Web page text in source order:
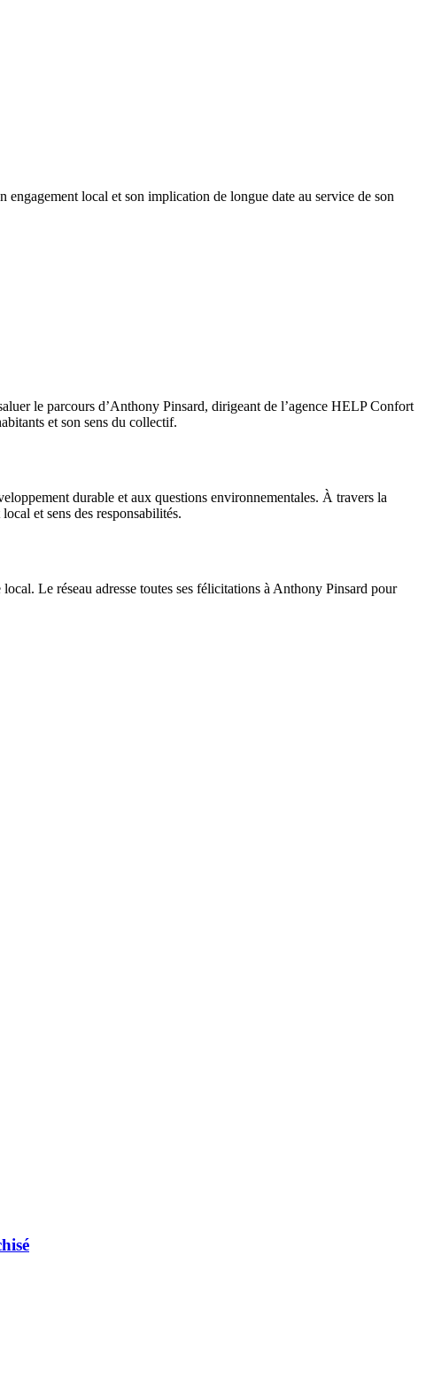
local et son implication de longue date au service de son
le parcours d’Anthony Pinsard, dirigeant de l’agence HELP Confort
et son sens du collectif.
durable et aux questions environnementales. À travers la
et sens des responsabilités.
Le réseau adresse toutes ses félicitations à Anthony Pinsard pour